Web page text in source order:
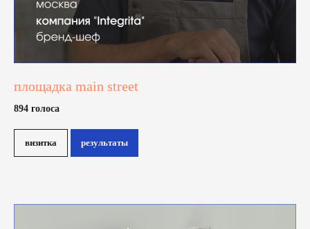
площадка main street
894 голоса
визитка результаты